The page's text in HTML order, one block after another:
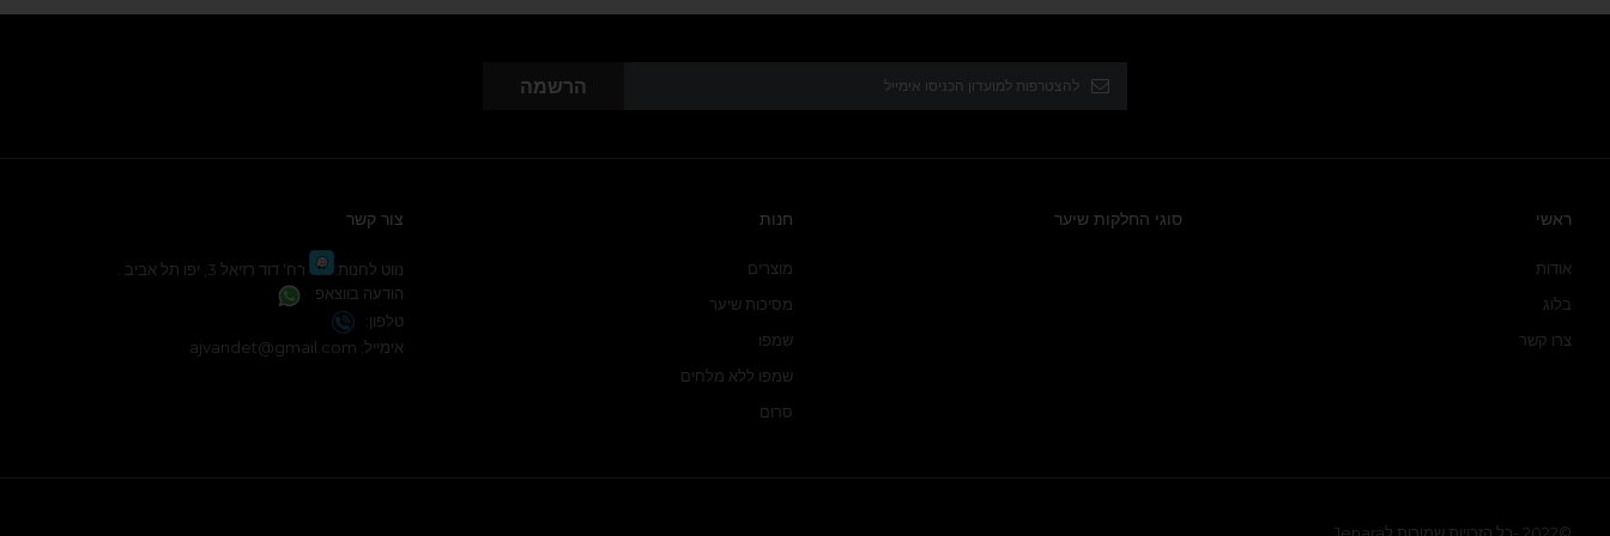
הרשמה
ראשי
אודות
בלוג
צרו קשר
סוגי החלקות שיער חנות
מוצרים
מסיכות שיער
שמפו
שמפו ללא מלחים
סרום
צור קשר
נווט לחנות:
רח' דוד רזיאל 3, יפו תל אביב .
הודעה בווצאפ:
טלפון:
אימייל: ajvandet@gmail.com